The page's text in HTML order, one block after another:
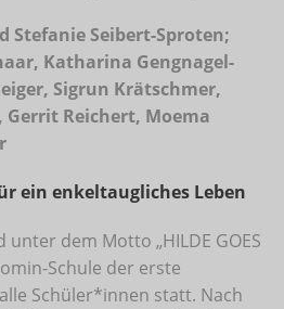
Stefanie Seibert-Sproten;
Katharina Gengnagel-
Sigrun Krätschmer,
Gerrit Reichert, Moema
ein enkeltaugliches Leben
dem Motto „HILDE GOES
Schule der erste
Schüler*innen statt. Nach